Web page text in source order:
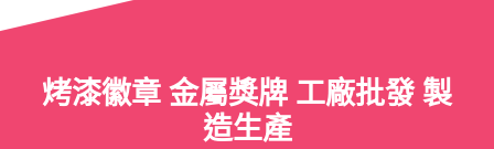
烤漆徽章 金屬獎牌 工廠批發 製
造生產